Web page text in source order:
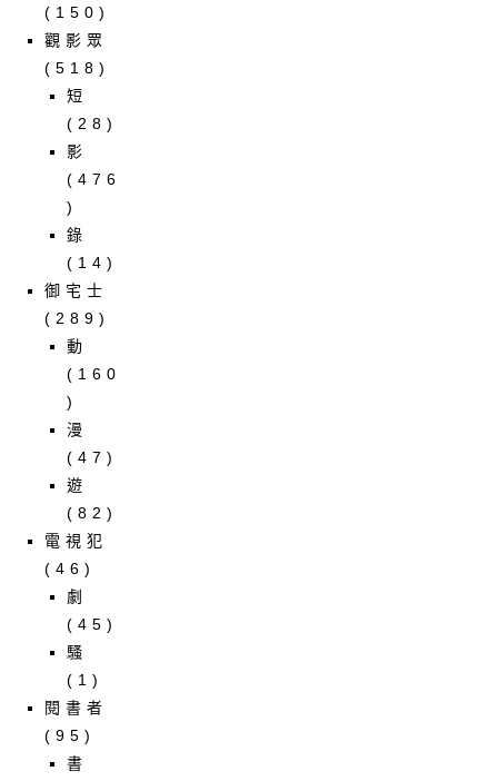
(150)
觀影眾
(518)
短
(28)
影
(476
)
錄
(14)
御宅士
(289)
動
(160
)
漫
(47)
遊
(82)
電視犯
(46)
劇
(45)
騷
(1)
閱書者
(95)
書